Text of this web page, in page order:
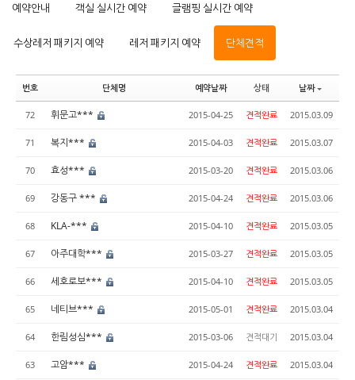
예약안내 객실 실시간 예약 글램핑 실시간 예약
수상레저 패키지 예약 레저 패키지 예약 단체견적
번호 단체명 예약날짜 상태 날짜
72 휘문고*** 2015-04-25 견적완료 2015.03.09
71 복지*** 2015-04-03 견적완료 2015.03.07
70 효성*** 2015-03-20 견적완료 2015.03.06
69 강동구 *** 2015-04-24 견적완료 2015.03.06
68 KLA-*** 2015-04-10 견적완료 2015.03.05
67 아주대학*** 2015-03-27 견적완료 2015.03.05
66 세호로보*** 2015-04-10 견적완료 2015.03.05
65 네티브*** 2015-05-01 견적완료 2015.03.04
64 한림성심*** 2015-03-06 견적대기 2015.03.04
63 고암*** 2015-04-24 견적완료 2015.03.04